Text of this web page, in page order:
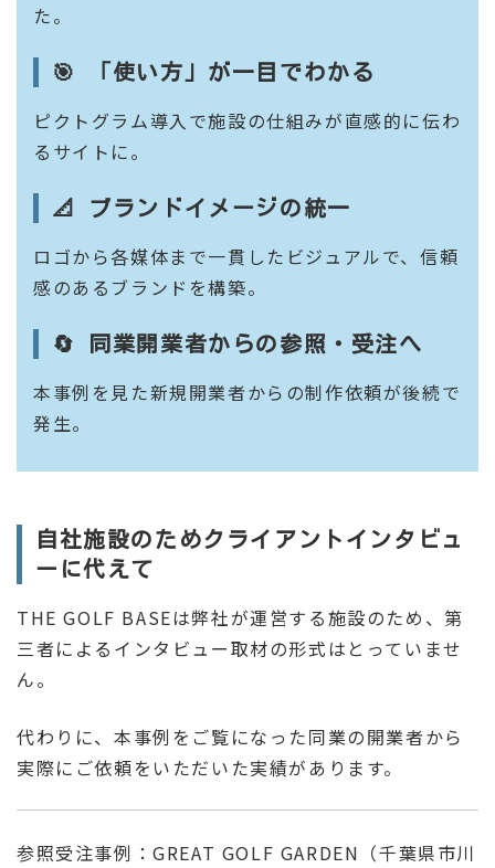
た。
🎯 「使い方」が一目でわかる
ピクトグラム導入で施設の仕組みが直感的に伝わ
るサイトに。
📐 ブランドイメージの統一
ロゴから各媒体まで一貫したビジュアルで、信頼
感のあるブランドを構築。
🔄 同業開業者からの参照・受注へ
本事例を見た新規開業者からの制作依頼が後続で
発生。
自社施設のためクライアントインタビュ
ーに代えて
THE GOLF BASEは弊社が運営する施設のため、第
三者によるインタビュー取材の形式はとっていませ
ん。
代わりに、本事例をご覧になった同業の開業者から
実際にご依頼をいただいた実績があります。
参照受注事例：GREAT GOLF GARDEN（千葉県市川